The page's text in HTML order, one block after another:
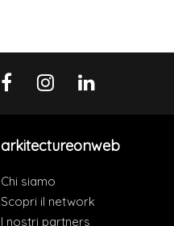
arkitectureonweb
Chi siamo
Scopri il network
I nostri partners